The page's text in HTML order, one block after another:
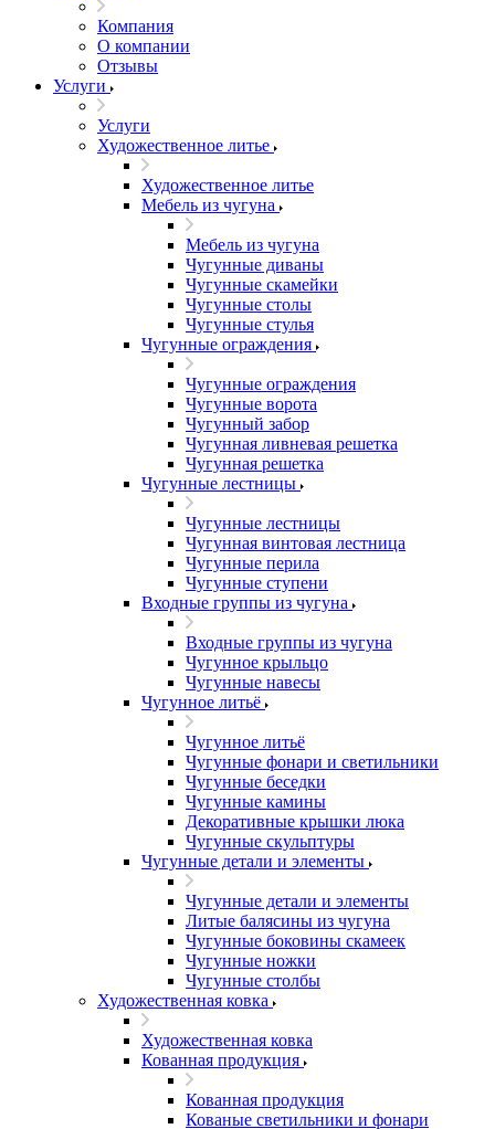
Компания
О компании
Отзывы
Услуги
Услуги
Художественное литье
Художественное литье
Мебель из чугуна
Мебель из чугуна
Чугунные диваны
Чугунные скамейки
Чугунные столы
Чугунные стулья
Чугунные ограждения
Чугунные ограждения
Чугунные ворота
Чугунный забор
Чугунная ливневая решетка
Чугунная решетка
Чугунные лестницы
Чугунные лестницы
Чугунная винтовая лестница
Чугунные перила
Чугунные ступени
Входные группы из чугуна
Входные группы из чугуна
Чугунное крыльцо
Чугунные навесы
Чугунное литьё
Чугунное литьё
Чугунные фонари и светильники
Чугунные беседки
Чугунные камины
Декоративные крышки люка
Чугунные скульптуры
Чугунные детали и элементы
Чугунные детали и элементы
Литые балясины из чугуна
Чугунные боковины скамеек
Чугунные ножки
Чугунные столбы
Художественная ковка
Художественная ковка
Кованная продукция
Кованная продукция
Кованые светильники и фонари